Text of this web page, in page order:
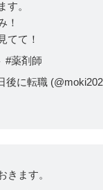
す。
！
てて！
#薬剤師
に転職
きます。